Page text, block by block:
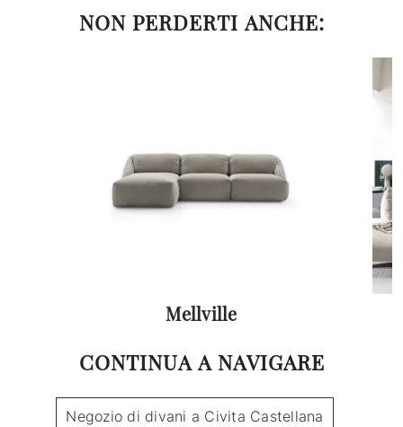
NON PERDERTI ANCHE:
Mellville
CONTINUA A NAVIGARE
Negozio di divani a Civita Castellana